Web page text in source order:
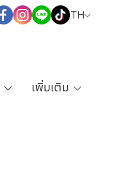
TH
เพิ่มเติม